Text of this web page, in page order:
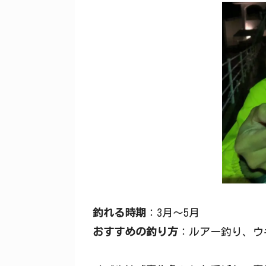
釣れる時期 ：3月〜5月
おすすめの釣り方 ：ルアー釣り、